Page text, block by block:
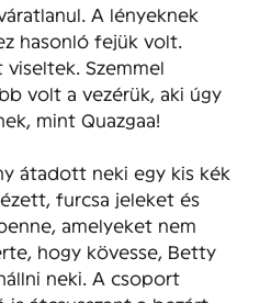
A lényeknek
hasonló fejük volt.
viseltek. Szemmel
volt a vezérük, aki úgy
mint Quazgaa!
átadott neki egy kis kék
furcsa jeleket és
amelyeket nem
hogy kövesse, Betty
neki. A csoport